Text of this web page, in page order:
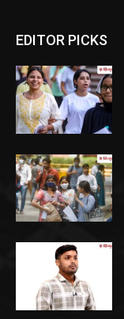
EDITOR PICKS